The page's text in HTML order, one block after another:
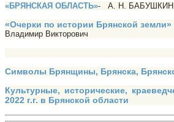
«БРЯНСКАЯ ОБЛАСТЬ»- А. Н. БАБУШКИН,
«Очерки по истории Брянской земли»
Владимир Викторович
Символы Брянщины, Брянска,
Культурные, исторические,
2022 г.г. в Брянской области